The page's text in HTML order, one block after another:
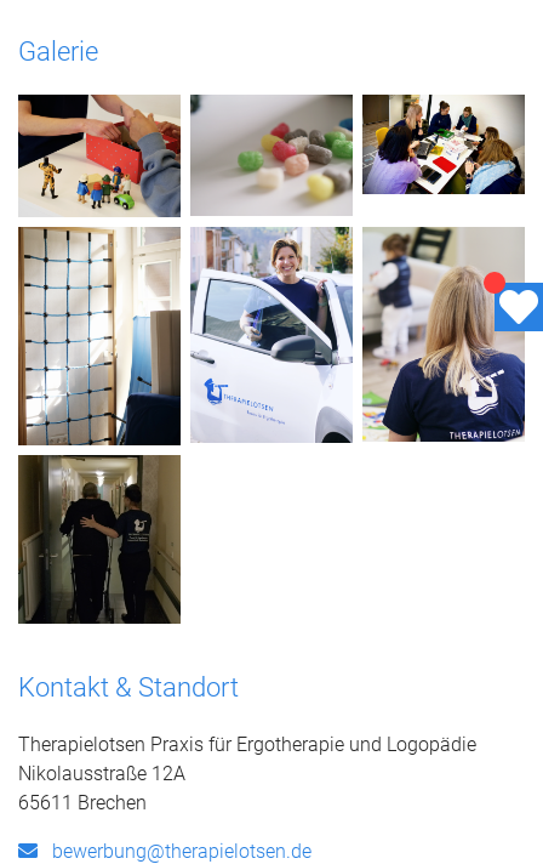
Galerie
Kontakt & Standort
Therapielotsen Praxis für Ergotherapie und Logopädie
Nikolausstraße 12A
65611 Brechen
bewerbung@therapielotsen.de